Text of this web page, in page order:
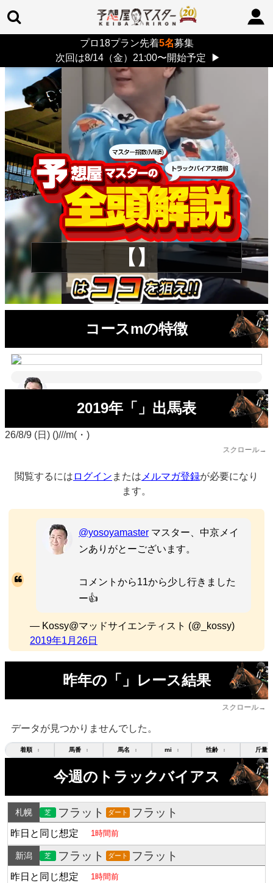
プロ18プラン先着5名募集
次回は8/14（金）21:00〜開始予定
▶
> 26/8/9 (日)
【】
コースmの特徴
2019年「」出馬表
26/8/9 (日) ()///m(・)
スクロール→
閲覧するには ログイン または メルマガ登録が必要になり
ます。
@yosoyamaster マスター、中京メイ
ンありがとーございます。
コメントから11から少し行きました
ー👍
— Kossy@マッドサイエンティスト (@_kossy)
2019年1月26日
昨年の「」レース結果
スクロール→
データが見つかりませんでした。
着順 ↕ 馬番 ↕ 馬名 ↕ mi ↕ 性齢 ↕ 斤量
今週のトラックバイアス
札幌 芝 フラット ダート フラット
昨日と同じ想定 1時間前
新潟 芝 フラット ダート フラット
昨日と同じ想定 1時間前